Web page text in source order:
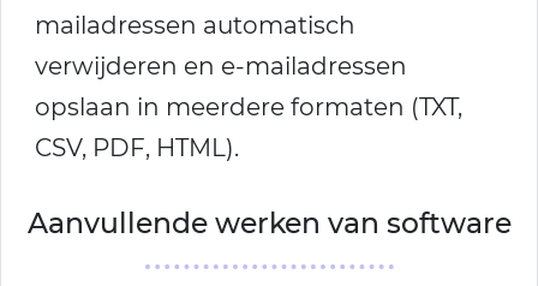
mailadressen automatisch
verwijderen en e-mailadressen
opslaan in meerdere formaten (TXT,
CSV, PDF, HTML).
Aanvullende werken van software